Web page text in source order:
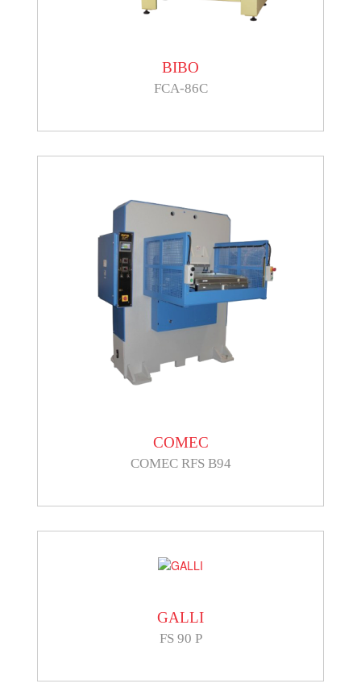
BIBO
FCA-86C
COMEC
COMEC RFS B94
GALLI
FS 90 P